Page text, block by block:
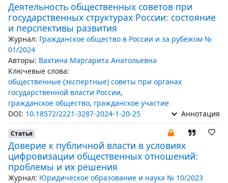
Деятельность общественных советов при
государственных структурах России: состояние
и перспективы развития
Журнал: Гражданское общество в России и за рубежом №
01/2024
Авторы: Вахтина Маргарита Анатольевна
Ключевые слова:
общественные (экспертные) советы при органах
государственной власти России,
гражданское общество, гражданское участие
DOI: 10.18572/2221-3287-2024-1-20-25 Аннотация
Статья
Доверие к публичной власти в условиях
цифровизации общественных отношений:
проблемы и их решения
Журнал: Юридическое образование и наука № 10/2023